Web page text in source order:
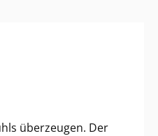
überzeugen. Der